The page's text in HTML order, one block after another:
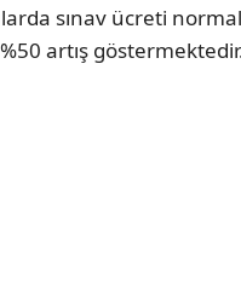
sınav ücreti
artış